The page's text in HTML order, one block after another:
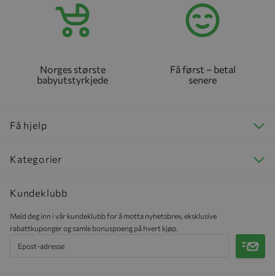
Norges største
babyutstyrkjede
Få først – betal
senere
Få hjelp
Kategorier
Kundeklubb
Meld deg inn i vår kundeklubb for å motta nyhetsbrev, eksklusive
rabattkuponger og samle bonuspoeng på hvert kjøp.
Meld